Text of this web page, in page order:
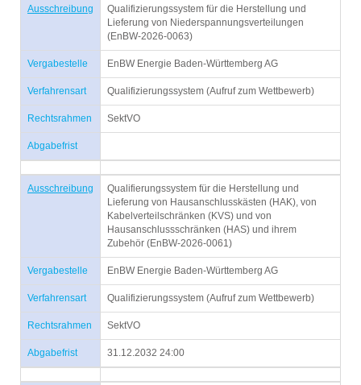
Ausschreibung
Qualifizierungssystem für die Herstellung und
Lieferung von Niederspannungsverteilungen
(EnBW-2026-0063)
Vergabestelle EnBW Energie Baden-Württemberg AG
Verfahrensart Qualifizierungssystem (Aufruf zum Wettbewerb)
Rechtsrahmen SektVO
Abgabefrist
Ausschreibung
Qualifierungssystem für die Herstellung und
Lieferung von Hausanschlusskästen (HAK), von
Kabelverteilschränken (KVS) und von
Hausanschlussschränken (HAS) und ihrem
Zubehör (EnBW-2026-0061)
Vergabestelle EnBW Energie Baden-Württemberg AG
Verfahrensart Qualifizierungssystem (Aufruf zum Wettbewerb)
Rechtsrahmen SektVO
Abgabefrist 31.12.2032 24:00